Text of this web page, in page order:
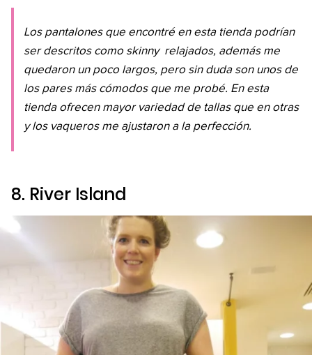
Los pantalones que encontré en esta tienda podrían
ser descritos como skinny relajados, además me
quedaron un poco largos, pero sin duda son unos de
los pares más cómodos que me probé. En esta
tienda ofrecen mayor variedad de tallas que en otras
y los vaqueros me ajustaron a la perfección.
8. River Island